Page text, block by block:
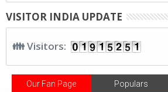
VISITOR INDIA UPDATE
👪 Visitors:
Our Fan Page Populars